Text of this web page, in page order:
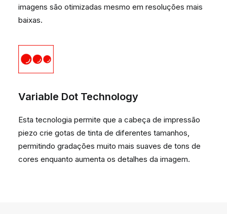
imagens são otimizadas mesmo em resoluções mais
baixas.
Variable Dot Technology
Esta tecnologia permite que a cabeça de impressão
piezo crie gotas de tinta de diferentes tamanhos,
permitindo gradações muito mais suaves de tons de
cores enquanto aumenta os detalhes da imagem.